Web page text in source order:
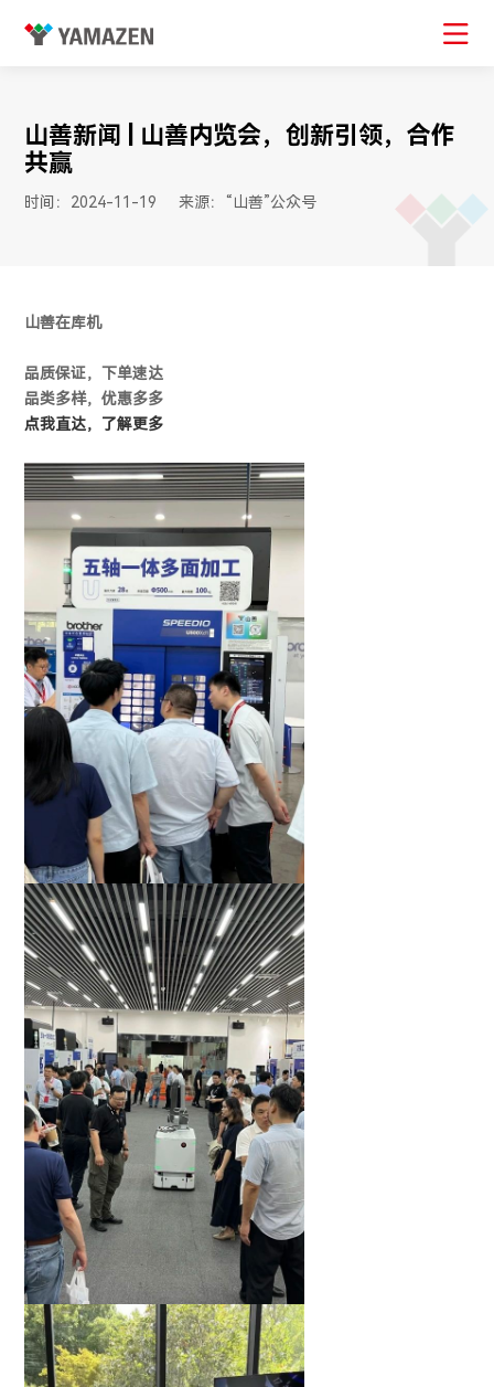
山善新闻 | 山善内览会，创新引领，合作
共赢
时间：2024-11-19 来源：“山善”公众号
山善在库机
品质保证，下单速达
品类多样，优惠多多
点我直达，了解更多